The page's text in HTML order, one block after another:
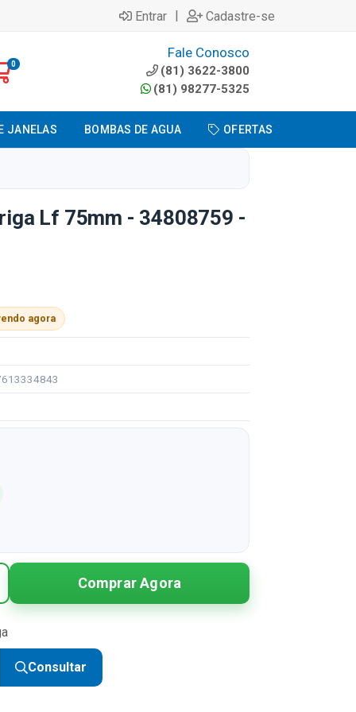
Entrar | Cadastre-se
0
Fale Conosco
(81) 3622-3800
(81) 98277-5325
JANELAS BOMBAS DE AGUA OFERTAS
Lf 75mm - 34808759 -
agora
Comprar Agora
Consultar